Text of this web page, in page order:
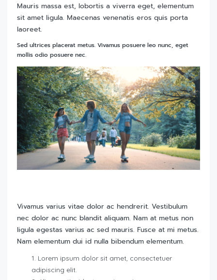
Mauris massa est, lobortis a viverra eget, elementum
sit amet ligula. Maecenas venenatis eros quis porta
laoreet.
Sed ultrices placerat metus. Vivamus posuere leo nunc, eget
mollis odio posuere nec.
Vivamus varius vitae dolor ac hendrerit. Vestibulum
nec dolor ac nunc blandit aliquam. Nam at metus non
ligula egestas varius ac sed mauris. Fusce at mi metus.
Nam elementum dui id nulla bibendum elementum.
Lorem ipsum dolor sit amet, consectetuer
adipiscing elit.